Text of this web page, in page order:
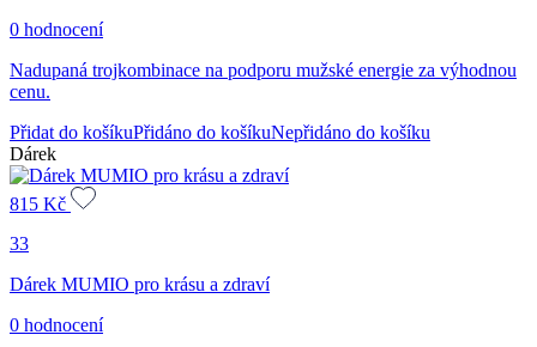
0 hodnocení
Nadupaná trojkombinace na podporu mužské energie za výhodnou
cenu.
Přidat do košíkuPřidáno do košíkuNepřidáno do košíku
Dárek
815 Kč
33
Dárek MUMIO pro krásu a zdraví
0 hodnocení